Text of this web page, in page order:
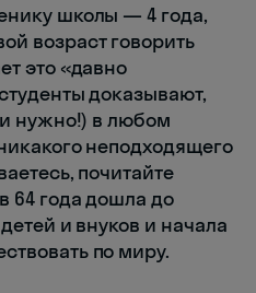
школы — 4 года,
возраст говорить
это «давно
доказывают,
нужно!) в любом
неподходящего
почитайте
64 года дошла до
и внуков и начала
по миру.